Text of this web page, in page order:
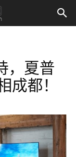
，夏普
成都！